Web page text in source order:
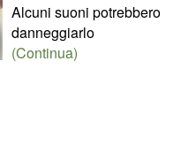
Alcuni suoni potrebbero
danneggiarlo
(Continua)